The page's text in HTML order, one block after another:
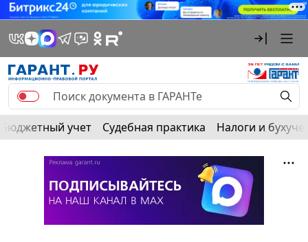
Бюджетный учет Судебная практика Налоги и